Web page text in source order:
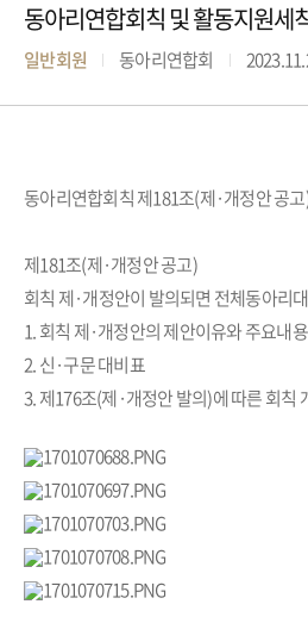
동아리연합회칙 및 활동지원세
일반회원 동아리연합회
동아리연합회칙 제181조(제·개정안 공
제181조(제·개정안 공고)
회칙 제·개정안이 발의되면 전체동아리
1. 회칙 제·개정안의 제안이유와 주요내용
2. 신·구문 대비표
3. 제176조(제·개정안 발의)에 따른 회칙